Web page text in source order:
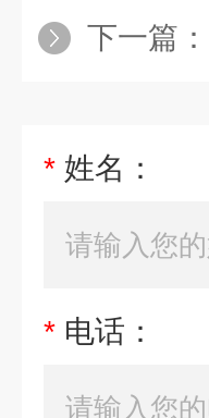
下一篇：
* 姓名：
* 电话：